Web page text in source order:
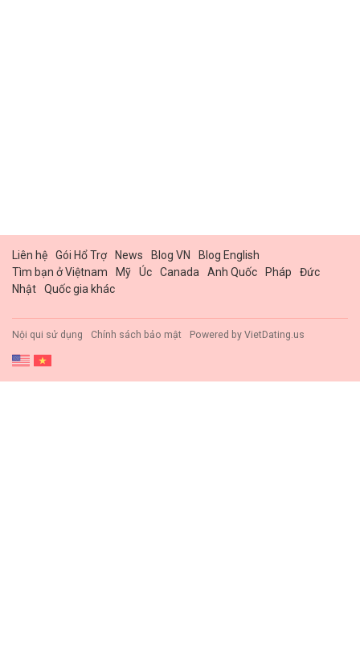
Liên hệ Gói Hổ Trợ News Blog VN
Blog English
Tìm bạn ở Việtnam
Mỹ Úc Canada Anh Quốc Pháp
Đức
Nhật
Quốc gia khác
Nội qui sử dụng Chính sách bảo mật Powered by VietDating.us